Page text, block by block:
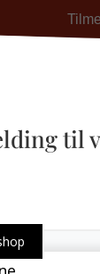
til